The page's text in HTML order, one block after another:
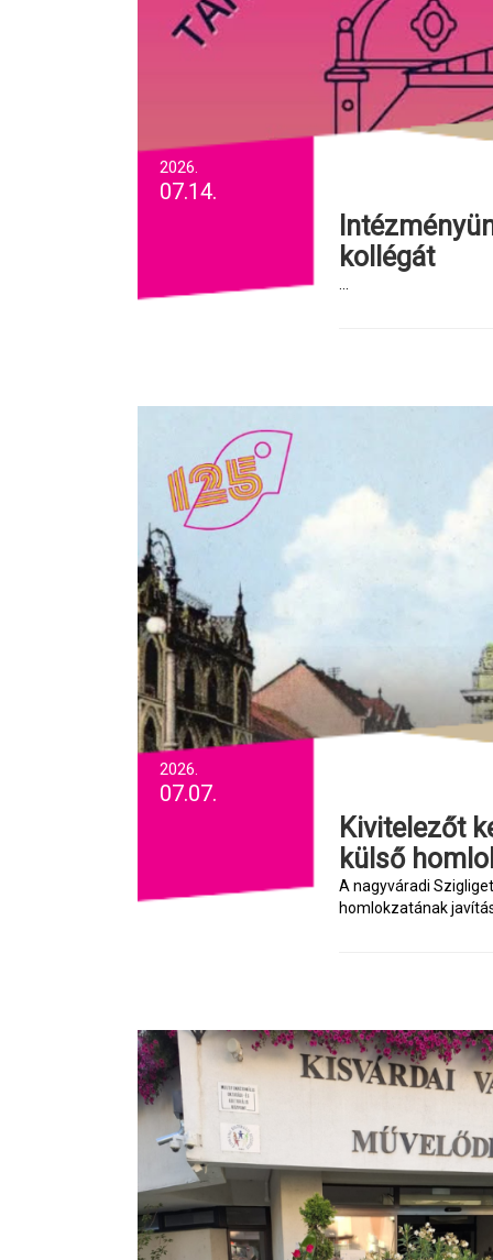
2026.
07.14.
kollégát
2026.
07.07.
Kivitelezőt keresünk a nagyváradi színházépület
külső
A nagyváradi
homlokzatának